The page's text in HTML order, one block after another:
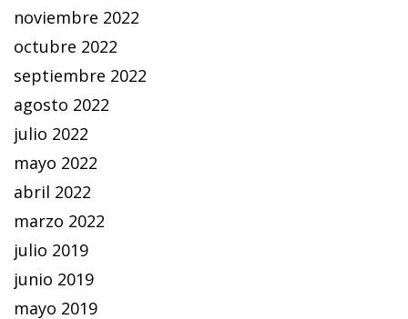
noviembre 2022
octubre 2022
septiembre 2022
agosto 2022
julio 2022
mayo 2022
abril 2022
marzo 2022
julio 2019
junio 2019
mayo 2019